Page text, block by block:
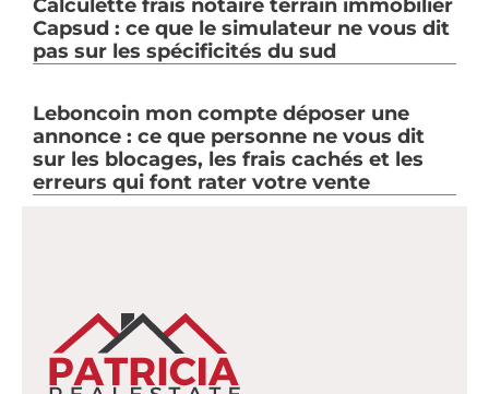
Calculette frais notaire terrain immobilier
Capsud : ce que le simulateur ne vous dit
pas sur les spécificités du sud
Leboncoin mon compte déposer une
annonce : ce que personne ne vous dit
sur les blocages, les frais cachés et les
erreurs qui font rater votre vente